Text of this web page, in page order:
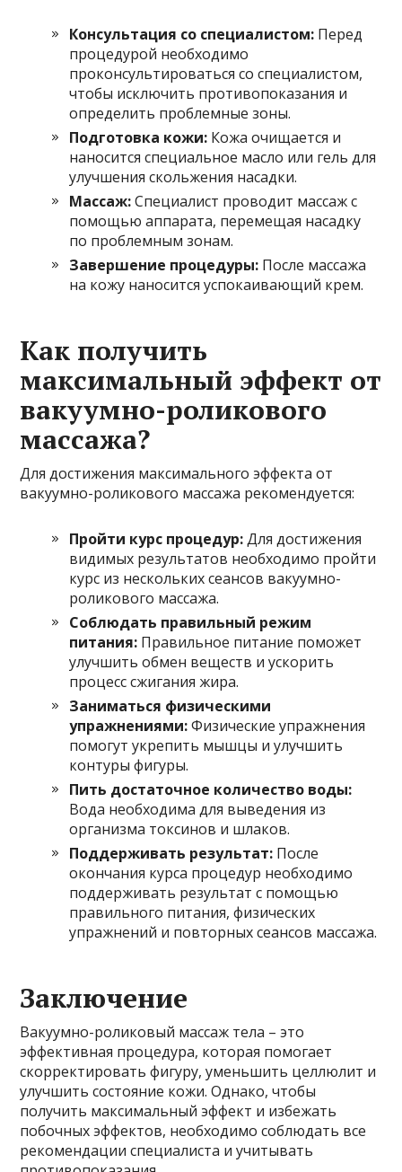
Консультация со специалистом: Перед
процедурой необходимо
проконсультироваться со специалистом,
чтобы исключить противопоказания и
определить проблемные зоны.
Подготовка кожи: Кожа очищается и
наносится специальное масло или гель для
улучшения скольжения насадки.
Массаж:Специалист проводит массаж с
помощью аппарата, перемещая насадку
по проблемным зонам.
Завершение процедуры: После массажа
на кожу наносится успокаивающий крем.
Как получить
максимальный эффект от
вакуумно-роликового
массажа?
Для достижения максимального эффекта от
вакуумно-роликового массажа рекомендуется:
Пройти курс процедур:Для достижения
видимых результатов необходимо пройти
курс из нескольких сеансов вакуумно-
роликового массажа.
Соблюдать правильный режим
питания: Правильное питание поможет
улучшить обмен веществ и ускорить
процесс сжигания жира.
Заниматься физическими
упражнениями:Физические упражнения
помогут укрепить мышцы и улучшить
контуры фигуры.
Пить достаточное количество воды:
Вода необходима для выведения из
организма токсинов и шлаков.
Поддерживать результат: После
окончания курса процедур необходимо
поддерживать результат с помощью
правильного питания, физических
упражнений и повторных сеансов массажа.
Заключение
Вакуумно-роликовый массаж тела – это
эффективная процедура, которая помогает
скорректировать фигуру, уменьшить целлюлит и
улучшить состояние кожи. Однако, чтобы
получить максимальный эффект и избежать
побочных эффектов, необходимо соблюдать все
рекомендации специалиста и учитывать